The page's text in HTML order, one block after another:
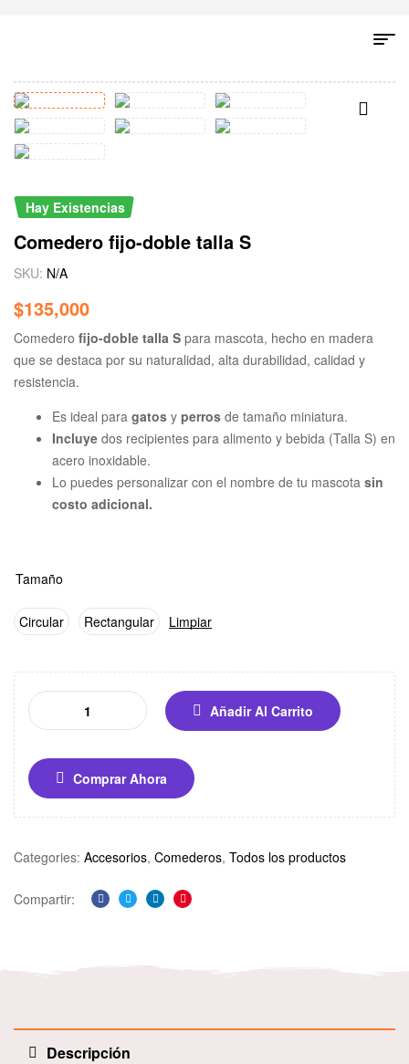
Hay Existencias
Comedero fijo-doble talla S
SKU: N/A
$135,000
Comedero fijo-doble talla S para mascota, hecho en madera
que se destaca por su naturalidad, alta durabilidad, calidad y
resistencia.
Es ideal para gatos y perros de tamaño miniatura.
Incluye dos recipientes para alimento y bebida (Talla S) en
acero inoxidable.
Lo puedes personalizar con el nombre de tu mascota sin
costo adicional.
Tamaño
Circular Rectangular Limpiar
Añadir Al Carrito
Comprar Ahora
Categories: Accesorios, Comederos, Todos los productos
Compartir:
Facebook
TwitterLinkedinPinterest
Descripción